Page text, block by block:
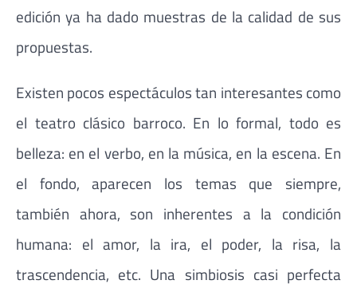
edición ya ha dado muestras de la calidad de sus
propuestas.
Existen pocos espectáculos tan interesantes como
el teatro clásico barroco. En lo formal, todo es
belleza: en el verbo, en la música, en la escena. En
el fondo, aparecen los temas que siempre,
también ahora, son inherentes a la condición
humana: el amor, la ira, el poder, la risa, la
trascendencia, etc. Una simbiosis casi perfecta